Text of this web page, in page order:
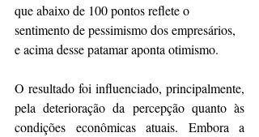
que abaixo de 100 pontos reflete o
sentimento de pessimismo dos empresários,
e acima desse patamar aponta otimismo.
O resultado foi influenciado, principalmente,
pela deterioração da percepção quanto às
condições econômicas atuais. Embora a